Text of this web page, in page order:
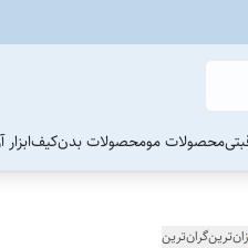
محصولات مومحصولات بدنکیف
گران‌ترین